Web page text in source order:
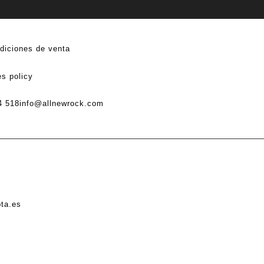
de venta
policy
518info@allnewrock.com